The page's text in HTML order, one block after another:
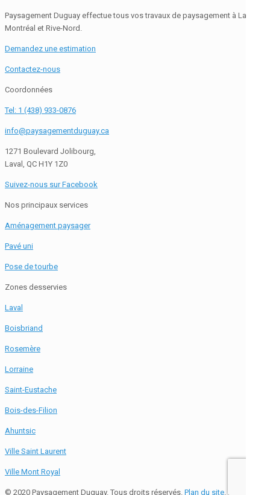
Paysagement Duguay effectue tous vos travaux de paysagement à Laval,
Montréal et Rive-Nord.
Demandez une estimation
Contactez-nous
Coordonnées
Tel: 1 (438) 933-0876
info@paysagementduguay.ca
1271 Boulevard Jolibourg,
Laval, QC H1Y 1Z0
Suivez-nous sur Facebook
Nos principaux services
Aménagement paysager
Pavé uni
Pose de tourbe
Zones desservies
Laval
Boisbriand
Rosemère
Lorraine
Saint-Eustache
Bois-des-Filion
Ahuntsic
Ville Saint Laurent
Ville Mont Royal
© 2020 Paysagement Duguay. Tous droits réservés. Plan du site